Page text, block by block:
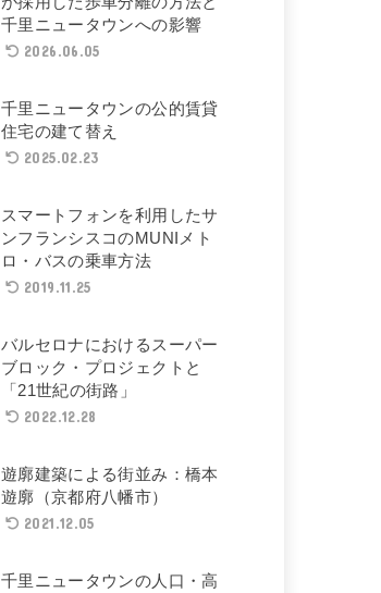
千里ニュータウンへの影響
2026.06.05
千里ニュータウンの公的賃貸
住宅の建て替え
2025.02.23
スマートフォンを利用したサ
ンフランシスコのMUNIメト
ロ・バスの乗車方法
2019.11.25
バルセロナにおけるスーパー
ブロック・プロジェクトと
「21世紀の街路」
2022.12.28
遊廓建築による街並み：橋本
遊廓（京都府八幡市）
2021.12.05
千里ニュータウンの人口・高